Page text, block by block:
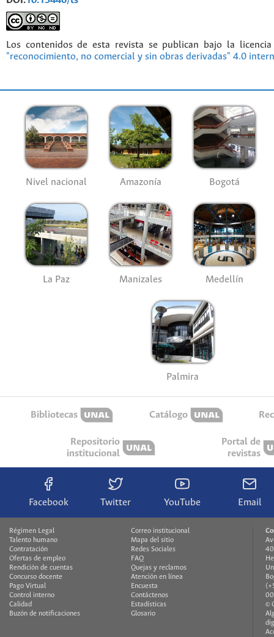
Los contenidos de esta revista se publican bajo la
"reconocimiento, no comercial y sin obras derivadas" 4.0
Nivel nacional Amazonía Bogotá
La Paz Manizales Medellín
Palmira
Bibliotecas Catálogo
Repositorio
institucional
Portal de
revistas
Facebook Twitter YouTube Email
Régimen Legal
Talento humano
Contratación
Ofertas de empleo
Rendición de cuentas
Concurso docente
Pago Virtual
Control interno
Calidad
Buzón de notificaciones
Correo institucional
Mapa del sitio
Redes Sociales
FAQ
Quejas y reclamos
Atención en línea
Encuesta
Contáctenos
Estadísticas
Glosario
©